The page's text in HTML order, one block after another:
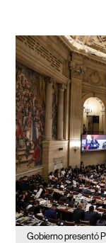
Gobierno presentó